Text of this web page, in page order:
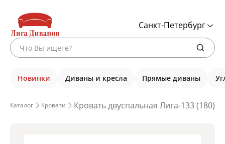
Санкт-Петербург
Новинки Диваны и кресла Прямые диваны
Каталог Кровати Кровать двуспальная Лига-133 (180),